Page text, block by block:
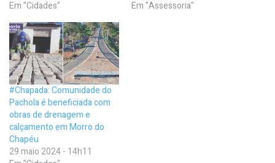
Em "Cidades"
Em "Assessoria"
#Chapada: Comunidade do
Pachola é beneficiada com
obras de drenagem e
calçamento em Morro do
Chapéu
29 maio 2024 - 14h11